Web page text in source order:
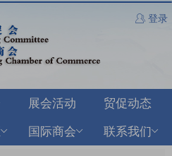
登录
展会活动
贸促动态
国际商会 联系我们